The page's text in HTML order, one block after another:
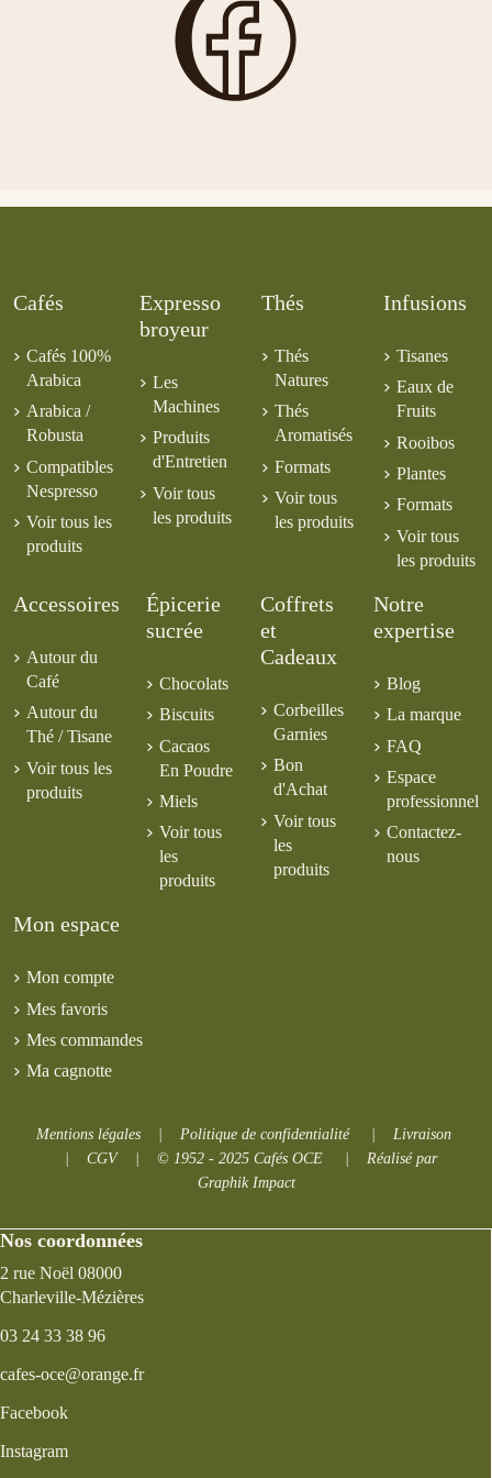
Vent Glacé
Juicea Détox
Mélange Italien
Jasmin
5,00 €
Moka Cake
5,00 €
Cafés
Cafés 100%
Arabica
Arabica /
Robusta
Compatibles
Nespresso
Voir tous les
produits
Expresso
broyeur
Les
Machines
Produits
d'Entretien
Voir tous
les produits
Thés
Thés
Natures
Thés
Aromatisés
Formats
Voir tous
les produits
Infusions
Tisanes
Eaux de
Fruits
Rooibos
Plantes
Formats
Voir tous
les produits
Accessoires
Autour du
Café
Autour du
Thé / Tisane
Voir tous les
produits
Épicerie
sucrée
Chocolats
Biscuits
Cacaos
En Poudre
Miels
Voir tous
les
produits
Coffrets
et
Cadeaux
Corbeilles
Garnies
Bon
d'Achat
Voir tous
les
produits
Notre
expertise
Blog
La marque
FAQ
Espace
professionnel
Contactez-
nous
Mon espace
Mon compte
Mes favoris
Mes commandes
Ma cagnotte
Mentions légales Politique de confidentialité| Livraison
CGV| © 1952 - 2025 Cafés OCE| Réalisé par
Graphik Impact
Nos coordonnées
2 rue Noël 08000
Charleville-Mézières
03 24 33 38 96
cafes-oce@orange.fr
Facebook
Instagram